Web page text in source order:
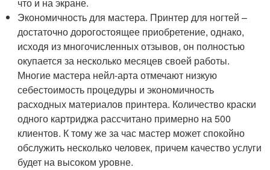
что и на экране.
Экономичность для мастера. Принтер для ногтей –
достаточно дорогостоящее приобретение, однако,
исходя из многочисленных отзывов, он полностью
окупается за несколько месяцев своей работы.
Многие мастера нейл-арта отмечают низкую
себестоимость процедуры и экономичность
расходных материалов принтера. Количество краски
одного картриджа рассчитано примерно на 500
клиентов. К тому же за час мастер может спокойно
обслужить несколько человек, причем качество услуги
будет на высоком уровне.